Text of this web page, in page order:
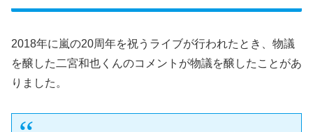
2018年に嵐の20周年を祝うライブが行われたとき、物議
を醸した二宮和也くんのコメントが物議を醸したことがあ
りました。